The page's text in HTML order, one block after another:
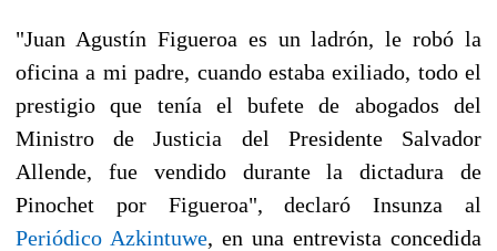
"Juan Agustín Figueroa es un ladrón, le robó la
oficina a mi padre, cuando estaba exiliado, todo el
prestigio que tenía el bufete de abogados del
Ministro de Justicia del Presidente Salvador
Allende, fue vendido durante la dictadura de
Pinochet por Figueroa", declaró Insunza al
Periódico Azkintuwe, en una entrevista concedida